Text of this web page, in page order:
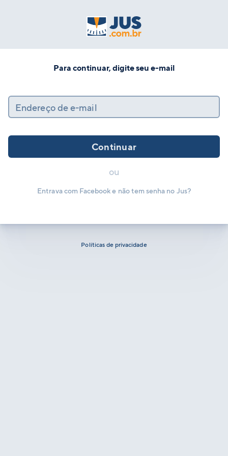
Para continuar, digite seu e-mail
Endereço de e-mail
Continuar
ou
Entrava com Facebook e não tem senha no Jus?
Políticas de privacidade